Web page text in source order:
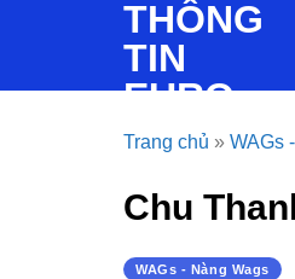
THÔNG
TIN
EURO
Trang chủ » WAGs
Chu
WAGs - Nàng Wags